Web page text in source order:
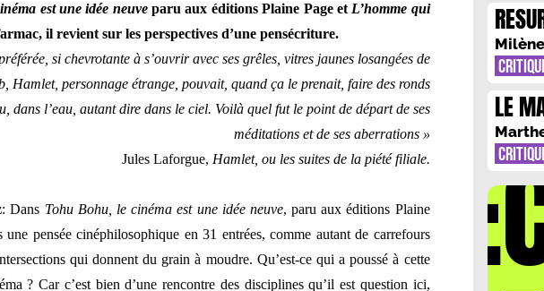
est une idée neuveparu aux éditions Plaine Page et L’homme qui
il revient sur les perspectives d’une pensécriture.
si chevrotante à s’ouvrir avec ses grêles, vitres jaunes losangées de
Hamlet, personnage étrange, pouvait, quand ça le prenait, faire des ronds
dans l’eau, autant dire dans le ciel. Voilà quel fut le point de départ de ses
méditations et de ses aberrations »
Jules Laforgue, Hamlet, ou les suites de la piété filiale.
: Dans Tohu Bohu, le cinéma est une idée neuve, paru aux éditions Plaine
une pensée cinéphilosophique en 31 entrées, comme autant de carrefours
qui donnent du grain à moudre. Qu’est-ce qui a poussé à cette
? Car c’est bien d’une rencontre des disciplines qu’il est question ici,
LE
DES